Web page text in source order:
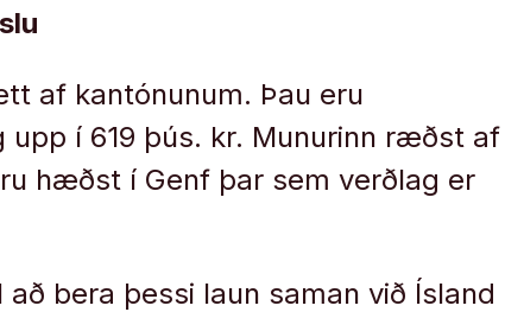
af kantónunum. Þau eru
í 619 þús. kr. Munurinn ræðst af
hæðst í Genf þar sem verðlag er
bera þessi laun saman við Ísland